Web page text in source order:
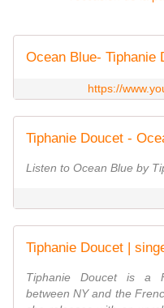
https://
Tiphanie Doucet -
Listen to Ocean Blue by
Tiphanie Doucet is a
between NY and the